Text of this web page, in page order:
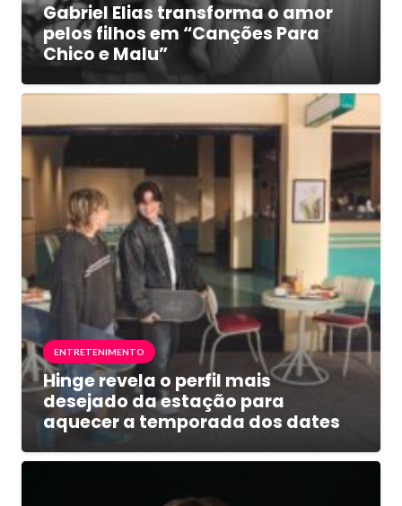
Gabriel Elias transforma o amor
pelos filhos em “Canções Para
Chico e Malu”
ENTRETENIMENTO
Hinge revela o perfil mais
desejado da estação para
aquecer a temporada dos dates